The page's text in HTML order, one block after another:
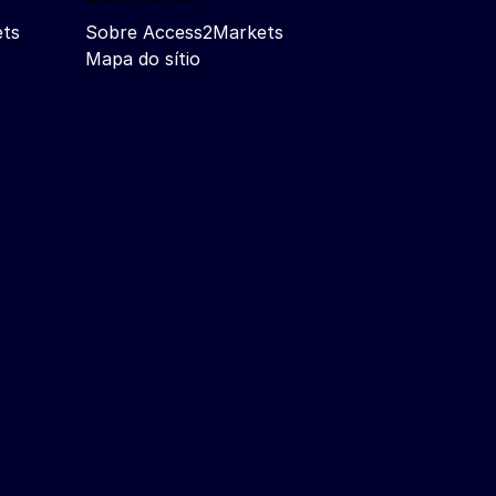
Sobre Access2Markets
Mapa do sítio